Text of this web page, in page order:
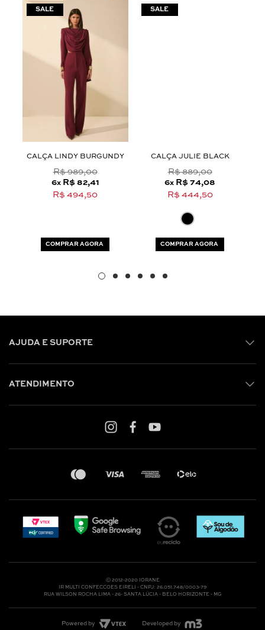
Aceito os
CALÇA LINDY BURGUNDY
R$ 989,00
6x R$ 82,41
R$ 494,50
COMPRAR AGORA
CALÇA JULIE BLACK
R$ 889,00
6x R$ 74,08
R$ 444,50
COMPRAR AGORA
AJUDA E SUPORTE
ATENDIMENTO
Whatsapp: (31) 97219-6604
Nossas Lojas
Ⓒ 2012-2020 IORANE
IR MULTI CONFECCOES EIRELI - CNPJ: 26.051.748/0003-79
RUA WILSON ROCHA LIMA - 26- SANTA LÚCIA - BELO HORIZONTE - MG
Powered by Developed by